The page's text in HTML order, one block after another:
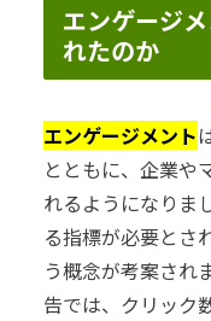
エンゲージ
れたのか
エンゲージメント
とともに、企業や
れるようになりま
る指標が必要とさ
う概念が考案され
告では、クリック